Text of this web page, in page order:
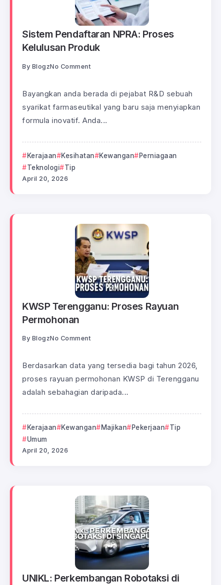
Sistem Pendaftaran NPRA: Proses
Kelulusan Produk
By BlogzNo Comment
Bayangkan anda berada di pejabat R&D sebuah
syarikat farmaseutikal yang baru saja menyiapkan
formula inovatif. Anda...
Kerajaan Kesihatan Kewangan
Perniagaan
Teknologi
Tip
April 20, 2026
KWSP Terengganu: Proses Rayuan
Permohonan
By BlogzNo Comment
Berdasarkan data yang tersedia bagi tahun 2026,
proses rayuan permohonan KWSP di Terengganu
adalah sebahagian daripada...
Kerajaan Kewangan Majikan Pekerjaan
Tip
Umum
April 20, 2026
UNIKL: Perkembangan Robotaksi di